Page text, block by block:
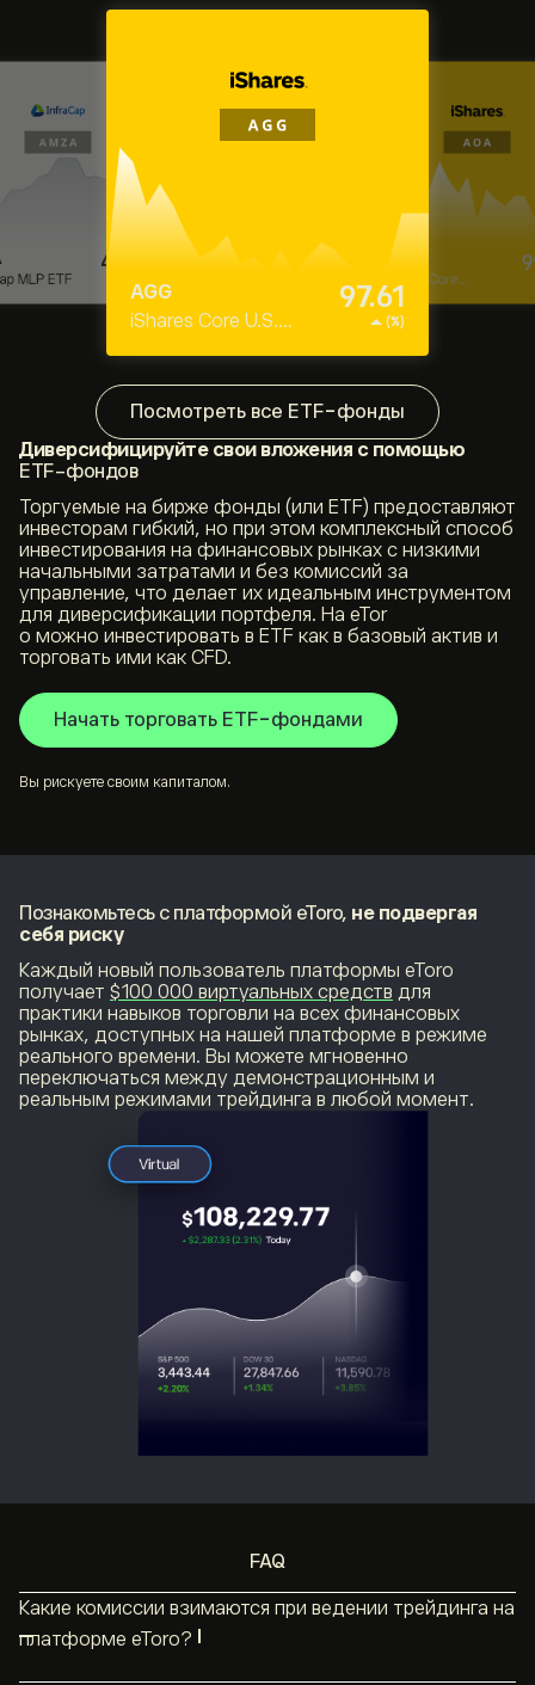
Core U.S.
97.61
AOA
iShares Core
99.40
(%)
InfraCap MLP ETF
Посмотреть все ETF-фонды
Диверсифицируйте свои вложения с помощью
ETF-фондов
Торгуемые на бирже фонды (или ETF) предоставляют
инвесторам гибкий, но при этом комплексный способ
инвестирования на финансовых рынках с низкими
начальными затратами и без комиссий за
управление, что делает их идеальным инструментом
для диверсификации портфеля. На eTor
o можно инвестировать в ETF как в базовый актив и
торговать ими как CFD.
Начать торговать ETF-фондами
Вы рискуете своим капиталом.
Познакомьтесь с платформой eToro, не подвергая
себя риску
Каждый новый пользователь платформы eToro
получает $100 000 виртуальных средств для
практики навыков торговли на всех финансовых
рынках, доступных на нашей платформе в режиме
реального времени. Вы можете мгновенно
переключаться между демонстрационным и
реальным режимами трейдинга в любой момент.
FAQ
Какие комиссии взимаются при ведении трейдинга на
платформе eToro?